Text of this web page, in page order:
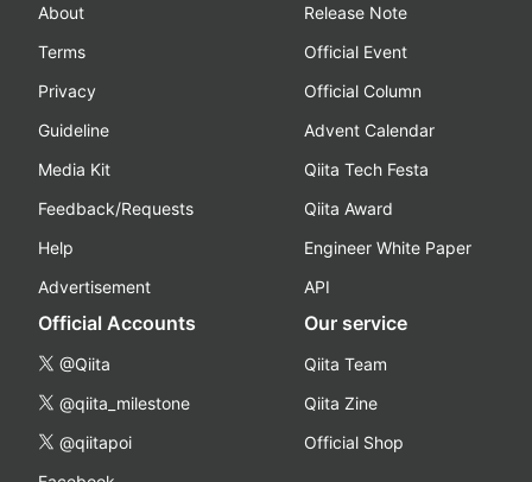
About
Terms
Privacy
Guideline
Media Kit
Feedback/Requests
Help
Advertisement
Release Note
Official Event
Official Column
Advent Calendar
Qiita Tech Festa
Qiita Award
Engineer White Paper
API
Official Accounts
@Qiita
@qiita_milestone
@qiitapoi
Our service
Qiita Team
Qiita Zine
Official Shop